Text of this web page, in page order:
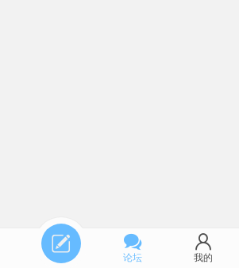
论坛 我的